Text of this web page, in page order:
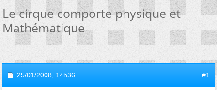
Le cirque comporte physique et
Mathématique
25/01/2008, 14h36 #1